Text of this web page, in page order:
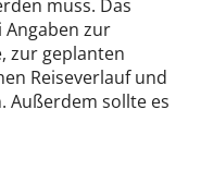
muss. Das
zur
zur geplanten
Reiseverlauf und
Außerdem sollte es